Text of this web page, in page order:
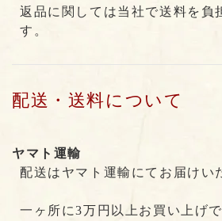
返品に関しては当社で送料を負
す。
配送・送料について
ヤマト運輸
配送はヤマト運輸にてお届けい
一ヶ所に3万円以上お買い上げ